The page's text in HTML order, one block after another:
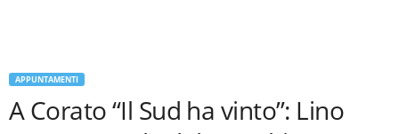
APPUNTAMENTI
A Corato “Il Sud ha vinto”: Lino